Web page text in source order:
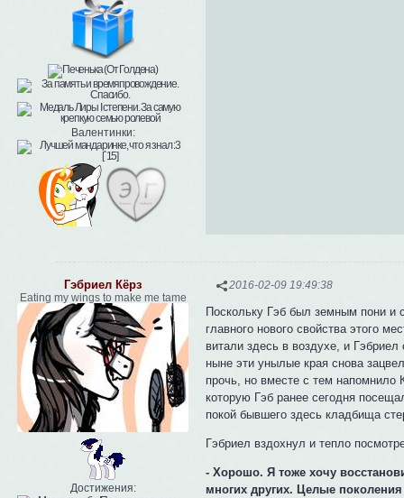
Валентинки:
2016-02-09 19:49:38
Гэбриел Кёрз
Eating my wings to make me tame
Достижения:
Поскольку Гэб был земным пони и
главного нового свойства этого
витали здесь в воздухе, и
ныне эти унылые края снова
прочь, но вместе с тем
которую Гэб ранее сегодня
покой бывшего здесь кладбища
Гэбриел вздохнул и тепло
- Хорошо. Я тоже хочу
многих других. Целые